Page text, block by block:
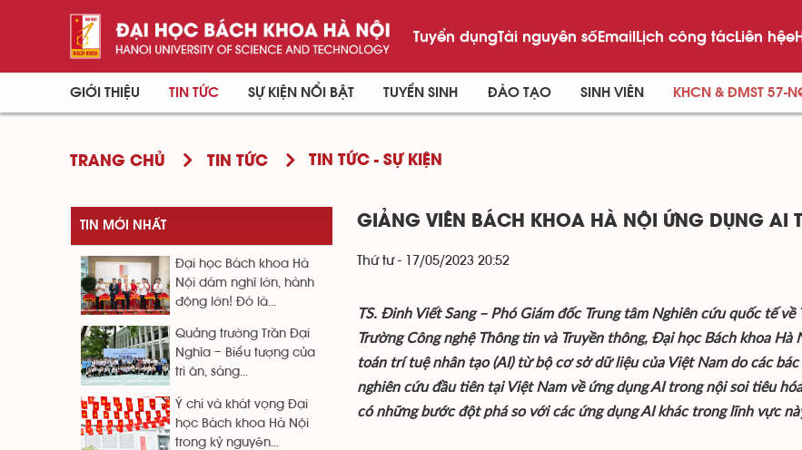
Tuyển dụngTài nguyên sốEmailLịch công tácLiên hệ
GIỚI THIỆU TIN TỨC SỰ KIỆN NỔI BẬT TUYỂN SINH ĐÀO TẠO SINH VIÊN KHCN & ĐMST 57-
TRANG CHỦ TIN TỨC TIN TỨC - SỰ KIỆN
GIẢNG VIÊN BÁCH KHOA HÀ NỘI ỨNG DỤNG AI
Thứ tư - 17/05/2023 20:52
TS. Đinh Viết Sang – Phó Giám đốc Trung tâm Nghiên cứu quốc tế
Trường Công nghệ Thông tin và Truyền thông, Đại học Bách khoa
toán trí tuệ nhân tạo (AI) từ bộ cơ sở dữ liệu của Việt Nam do các
nghiên cứu đầu tiên tại Việt Nam về ứng dụng AI trong nội soi tiêu
có những bước đột phá so với các ứng dụng AI khác trong lĩnh vực
TIN MỚI NHẤT
Đại học Bách khoa Hà
Nội dám nghĩ lớn, hành
động lớn! Đó là...
Quảng trường Trần Đại
Nghĩa – Biểu tượng của
tri ân, sáng...
Ý chí và khát vọng Đại
học Bách khoa Hà Nội
trong kỷ nguyên...